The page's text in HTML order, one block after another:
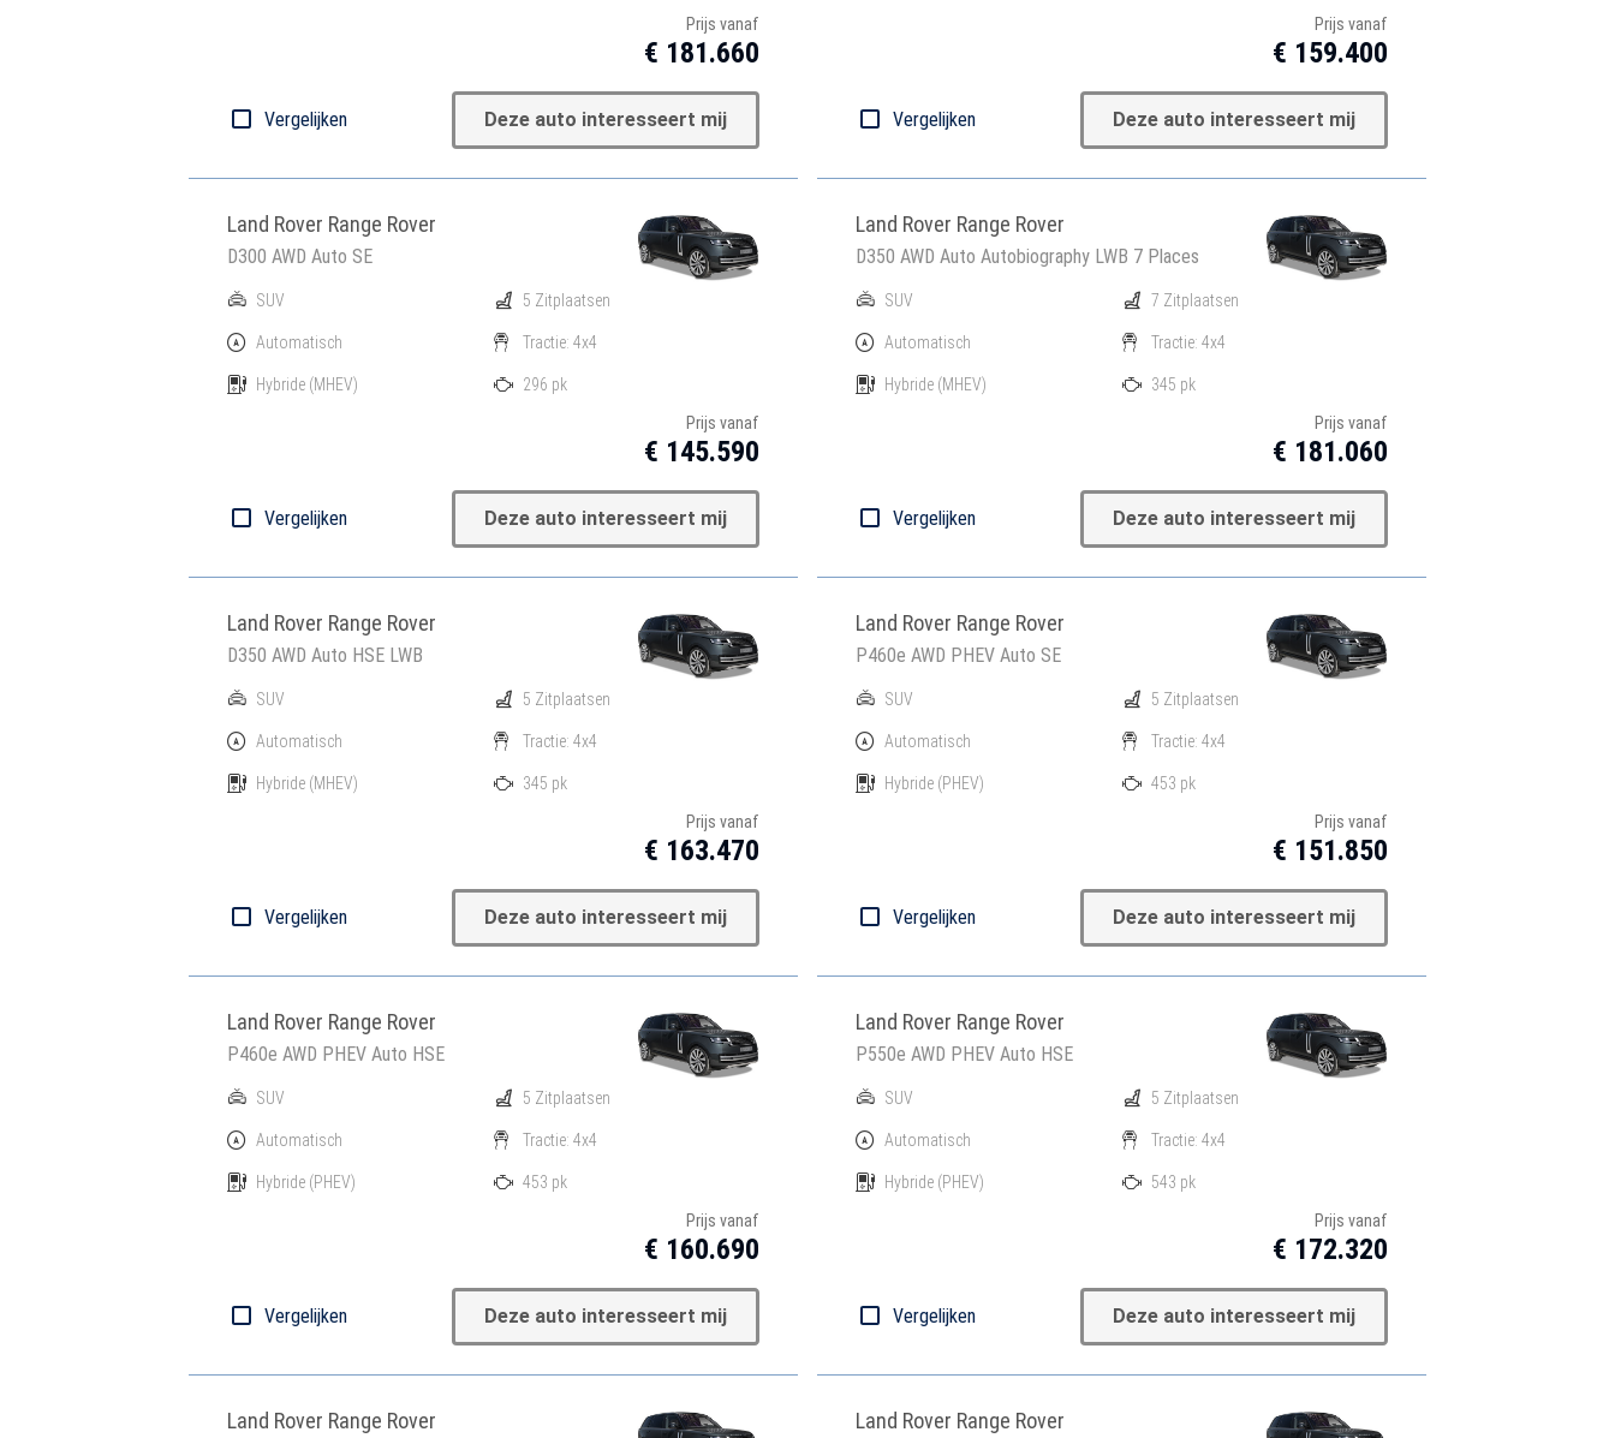
Prijs vanaf
€ 181.660
Vergelijken Deze auto interesseert mij
Prijs vanaf
€ 159.400
Vergelijken Deze auto interesseert mij
Land Rover Range Rover
D300 AWD Auto SE
SUV
Automatisch
Hybride (MHEV)
5 Zitplaatsen
Tractie: 4x4
296 pk
Prijs vanaf
€ 145.590
Vergelijken Deze auto interesseert mij
Land Rover Range Rover
D350 AWD Auto Autobiography LWB 7 Places
SUV
Automatisch
Hybride (MHEV)
7 Zitplaatsen
Tractie: 4x4
345 pk
Prijs vanaf
€ 181.060
Vergelijken Deze auto interesseert mij
Land Rover Range Rover
D350 AWD Auto HSE LWB
SUV
Automatisch
Hybride (MHEV)
5 Zitplaatsen
Tractie: 4x4
345 pk
Prijs vanaf
€ 163.470
Vergelijken Deze auto interesseert mij
Land Rover Range Rover
P460e AWD PHEV Auto SE
SUV
Automatisch
Hybride (PHEV)
5 Zitplaatsen
Tractie: 4x4
453 pk
Prijs vanaf
€ 151.850
Vergelijken Deze auto interesseert mij
Land Rover Range Rover
P460e AWD PHEV Auto HSE
SUV
Automatisch
Hybride (PHEV)
5 Zitplaatsen
Tractie: 4x4
453 pk
Prijs vanaf
€ 160.690
Vergelijken Deze auto interesseert mij
Land Rover Range Rover
P550e AWD PHEV Auto HSE
SUV
Automatisch
Hybride (PHEV)
5 Zitplaatsen
Tractie: 4x4
543 pk
Prijs vanaf
€ 172.320
Vergelijken Deze auto interesseert mij
Land Rover Range Rover Land Rover Range Rover